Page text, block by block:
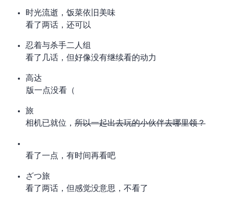
时光流逝，饭菜依旧美味
看了两话，还可以
忍着与杀手二人组
看了几话，但好像没有继续看的动力
高达 GQuuuuuuX
TV 版一点没看（
mono 旅
360 相机已就位， 所以一起出去玩的小伙伴去哪里领？
看了一点，有时间再看吧
ざつ旅
看了两话，但感觉没意思，不看了